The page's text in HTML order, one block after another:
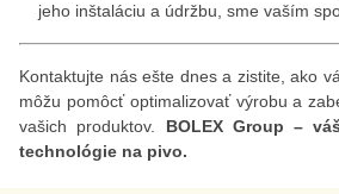
jeho inštaláciu a údržbu, sme vaším
Kontaktujte nás ešte dnes a zistite, ako
môžu pomôcť optimalizovať výrobu a
vašich produktov. BOLEX Group –
technológie na pivo.